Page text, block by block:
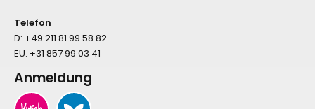
Telefon
D: +49 211 81 99 58 82
EU: +31 857 99 03 41
Anmeldung